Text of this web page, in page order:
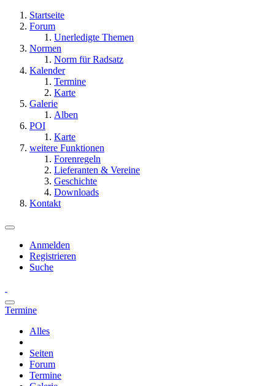
Startseite
Forum
Unerledigte Themen
Normen
Norm für Radsatz
Kalender
Termine
Karte
Galerie
Alben
POI
Karte
weitere Funktionen
Forenregeln
Lieferanten & Vereine
Geschichte
Downloads
Kontakt
Anmelden
Registrieren
Suche
Termine
Alles
Seiten
Forum
Termine